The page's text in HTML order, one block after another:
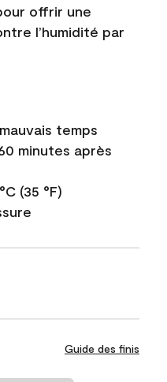
offrir une
l’humidité par
temps
minutes après
(35 °F)
Guide des finis